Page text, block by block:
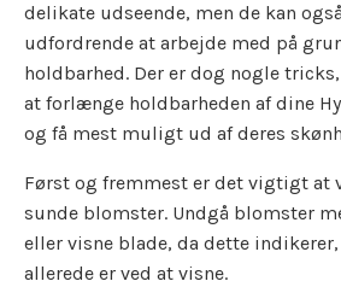
delikate udseende, men de kan
udfordrende at arbejde med på
holdbarhed. Der er dog nogle
at forlænge holdbarheden af dine
og få mest muligt ud af deres
Først og fremmest er det vigtigt at
sunde blomster. Undgå blomster
eller visne blade, da dette
allerede er ved at visne.